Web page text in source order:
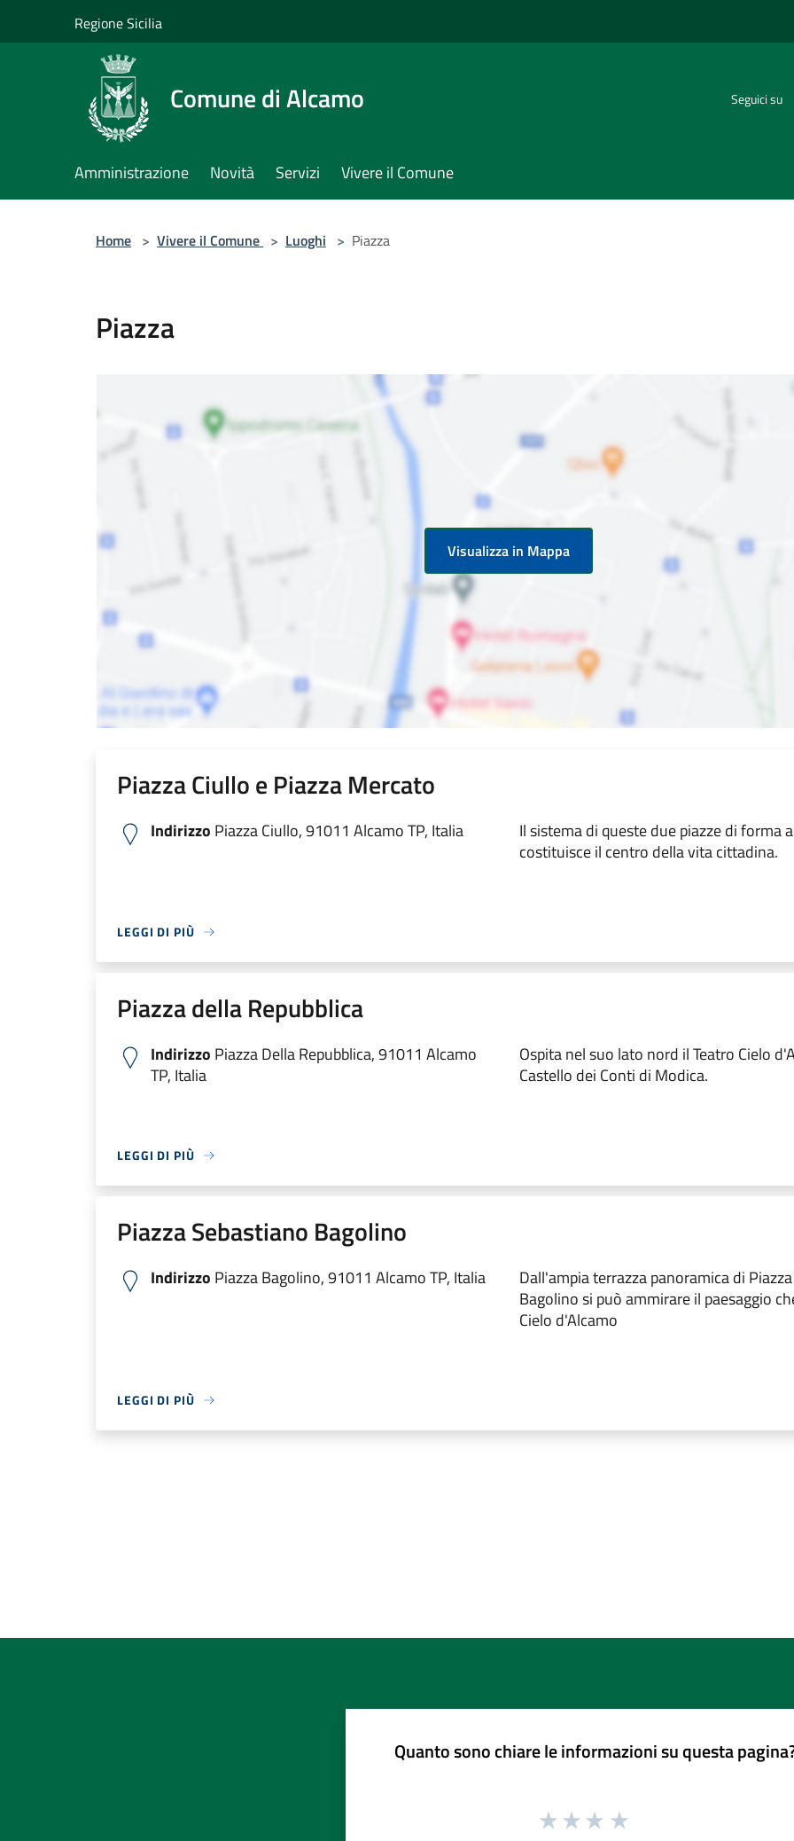
Regione Sicilia
Comune di Alcamo Seguici su
Amministrazione Novità Servizi Vivere il Comune
Home > Vivere il Comune > Luoghi > Piazza
Piazza
Visualizza in Mappa
Piazza Ciullo e Piazza Mercato
Indirizzo Piazza Ciullo, 91011 Alcamo TP, Italia
Il sistema di queste due piazze di forma
costituisce il centro della vita cittadina.
LEGGI DI PIÙ
Piazza della Repubblica
Indirizzo Piazza Della Repubblica, 91011 Alcamo
TP, Italia
Ospita nel suo lato nord il Teatro Cielo
Castello dei Conti di Modica.
LEGGI DI PIÙ
Piazza Sebastiano Bagolino
Indirizzo Piazza Bagolino, 91011 Alcamo TP, Italia
Dall'ampia terrazza panoramica di
Bagolino si può ammirare il paesaggio
Cielo d'Alcamo
LEGGI DI PIÙ
Quanto sono chiare le informazioni su questa